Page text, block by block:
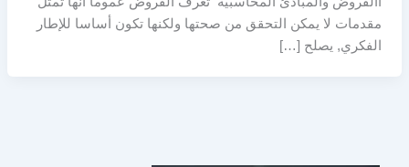
مقدمات لا يمكن التحقق من صحتها ولكنها تكون أساسا للإطار
الفكري, يصلح […]